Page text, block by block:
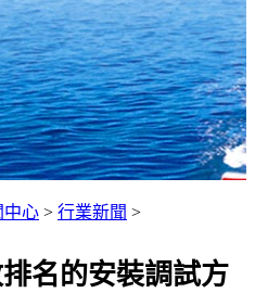
中心 > 行業新聞 >
名的安裝調試方